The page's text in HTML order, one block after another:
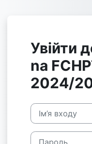
Увійти
na
2024/
Ім’я входу
Пароль